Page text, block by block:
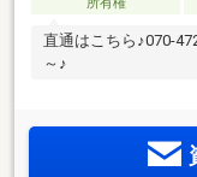
直通はこちら♪070-
～♪